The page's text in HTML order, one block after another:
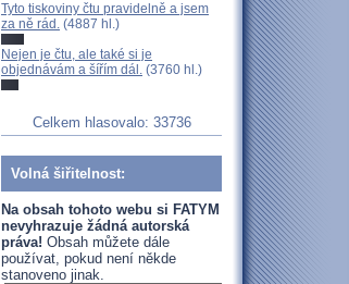
Tyto tiskoviny čtu pravidelně a jsem
za ně rád. (4887 hl.)
Nejen je čtu, ale také si je
objednávám a šířím dál. (3760 hl.)
Celkem hlasovalo: 33736
Volná šiřitelnost:
Na obsah tohoto webu si FATYM
nevyhrazuje žádná autorská
práva! Obsah můžete dále
používat, pokud není někde
stanoveno jinak.